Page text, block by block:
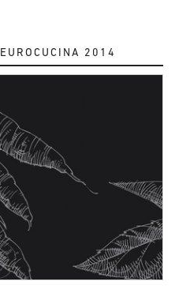
EUROCUCINA 2014